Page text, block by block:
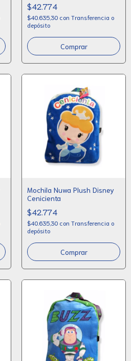
$42.774
$40.635,30 con Transferencia o
depósito
Mochila Nuwa Plush Disney
Cenicienta
$42.774
$40.635,30 con Transferencia o
depósito